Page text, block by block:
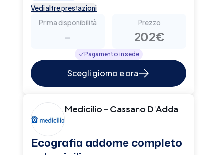
Vedi altre prestazioni
Prima disponibilità
-
Prezzo
202€
Pagamento in sede
Scegli giorno e ora
Medicilio - Cassano D'Adda
Ecografia addome completo